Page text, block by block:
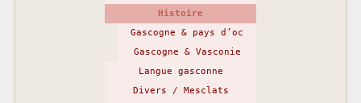
Histoire
Gascogne & pays d’oc
Gascogne & Vasconie
Langue gasconne
Divers / Mesclats